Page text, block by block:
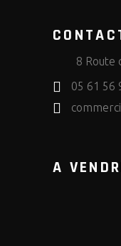
8 Route
05 61 56
A